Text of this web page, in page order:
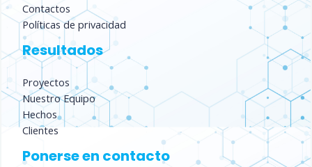
Contactos
Políticas de privacidad
Resultados
Proyectos
Nuestro Equipo
Hechos
Clientes
Ponerse en contacto